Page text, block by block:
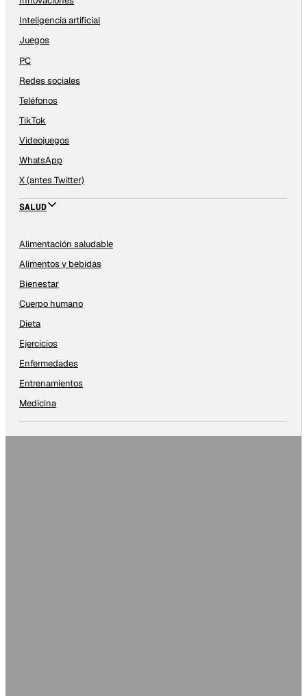
Inteligencia artificial
Juegos
PC
Redes sociales
Teléfonos
TikTok
Videojuegos
WhatsApp
X (antes Twitter)
SALUD
Alimentación saludable
Alimentos y bebidas
Bienestar
Cuerpo humano
Dieta
Ejercicios
Enfermedades
Entrenamientos
Medicina